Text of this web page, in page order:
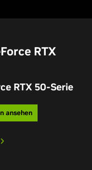
RTX
RTX 50-Serie
ansehen